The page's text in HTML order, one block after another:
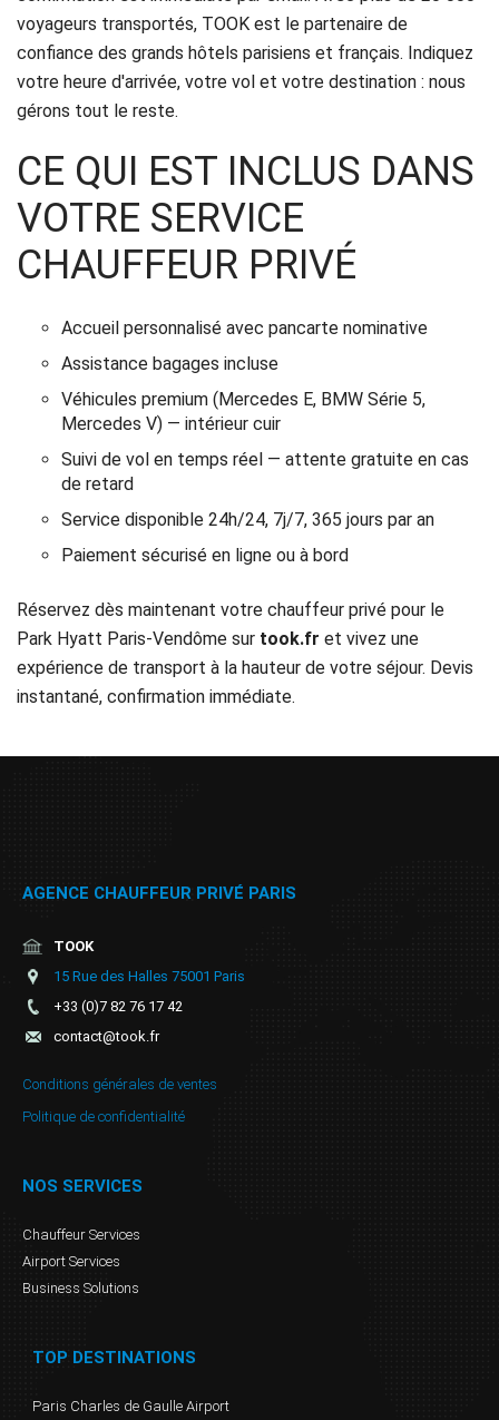
voyageurs transportés, TOOK est le partenaire de
confiance des grands hôtels parisiens et français. Indiquez
votre heure d'arrivée, votre vol et votre destination : nous
gérons tout le reste.
CE QUI EST INCLUS DANS
VOTRE SERVICE
CHAUFFEUR PRIVÉ
Accueil personnalisé avec pancarte nominative
Assistance bagages incluse
Véhicules premium (Mercedes E, BMW Série 5,
Mercedes V) — intérieur cuir
Suivi de vol en temps réel — attente gratuite en cas
de retard
Service disponible 24h/24, 7j/7, 365 jours par an
Paiement sécurisé en ligne ou à bord
Réservez dès maintenant votre chauffeur privé pour le
Park Hyatt Paris-Vendôme sur took.fr et vivez une
expérience de transport à la hauteur de votre séjour. Devis
instantané, confirmation immédiate.
AGENCE CHAUFFEUR PRIVÉ PARIS
TOOK
15 Rue des Halles 75001 Paris
+33 (0)7 82 76 17 42
contact@took.fr
Conditions générales de ventes
Politique de confidentialité
NOS SERVICES
Chauffeur Services
Airport Services
Business Solutions
TOP DESTINATIONS
Paris Charles de Gaulle Airport